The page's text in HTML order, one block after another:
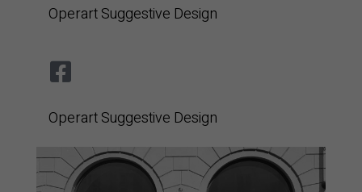
Operart Suggestive Design
Operart Suggestive Design